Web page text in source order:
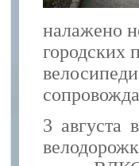
налажено
городских
3 августа